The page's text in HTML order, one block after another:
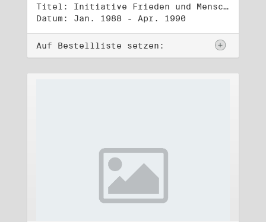
Titel: Initiative Frieden und Menschenrechte (1)
Datum: Jan. 1988 - Apr. 1990
Auf Bestellliste setzen: